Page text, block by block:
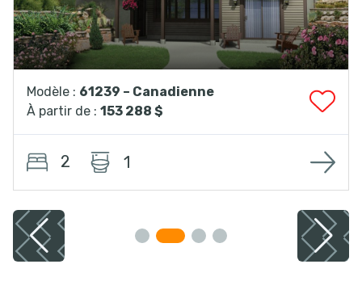
Modèle : 61239 – Canadienne
À partir de : 153 288 $
2 1